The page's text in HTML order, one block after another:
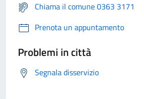
Chiama il comune 0363 3171
Prenota un appuntamento
Problemi in città
Segnala disservizio